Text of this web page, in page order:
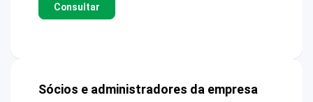
Consultar
Sócios e administradores da empresa